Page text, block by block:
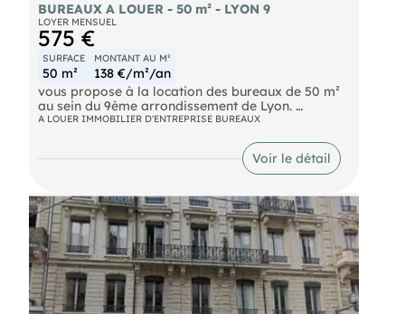
BUREAUX A LOUER - 50 m² - LYON 9
LOYER MENSUEL
575 €
SURFACE
50 m²
MONTANT AU M²
138 €/m²/an
vous propose à la location des bureaux de 50 m²
au sein du 9ème arrondissement de Lyon.
- Loyer annuel : 6900 € HTHC
- Charges annuelles : 848.5 € HT
- Honoraires : 15% HT à la charge du preneur (soit
1 035,00 € HT)
A LOUER IMMOBILIER D'ENTREPRISE BUREAUX
Voir le détail